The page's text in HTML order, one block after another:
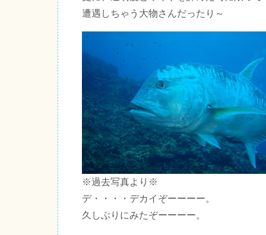
遭遇しちゃう大物さんだったり～
※過去写真より※
デ・・・・デカイぞーーーー。
久しぶりにみたぞーーーー。